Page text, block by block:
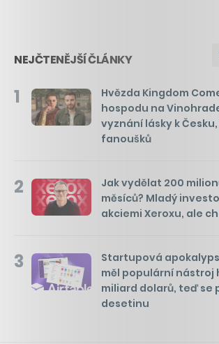
NEJČTENĚJŠÍ ČLÁNKY
1
Hvězda Kingdom
hospodu na
vyznání lásky k
fanoušků
2
Jak vydělat 200
měsíců? Mladý
akciemi Xeroxu, ale
3
Startupová
měl populární nástroj
miliard dolarů, teď se
desetinu